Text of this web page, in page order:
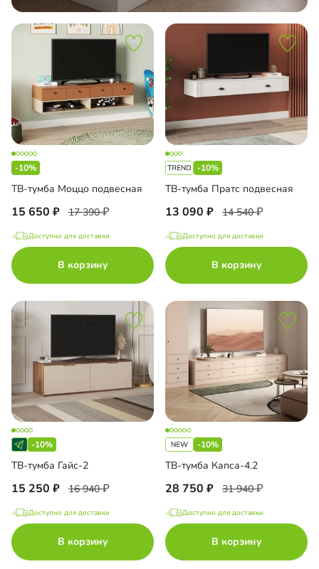
-10%
ТВ-тумба Моццо подвесная
15 650 17 390
Доступно для доставки
В корзину
-10%
ТВ-тумба Пратс подвесная
13 090 14 540
Доступно для доставки
В корзину
-10%
ТВ-тумба Гайс-2
15 250 16 940
Доступно для доставки
В корзину
-10%
ТВ-тумба Капса-4.2
28 750 31 940
Доступно для доставки
В корзину